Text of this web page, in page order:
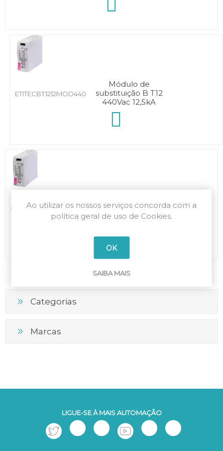
ETITECBT1212MOD440
Módulo de
substituição B T12
440Vac 12,5kA
ETITECBT1212MOD255
substituição B T12
255Vac 12,5kA
Categorias
Marcas
LIGUE-SE À MAIS AUTOMAÇÃO
Ao utilizar os nossos serviços concorda com a
política geral de uso de Cookies.
OK
SAIBA MAIS